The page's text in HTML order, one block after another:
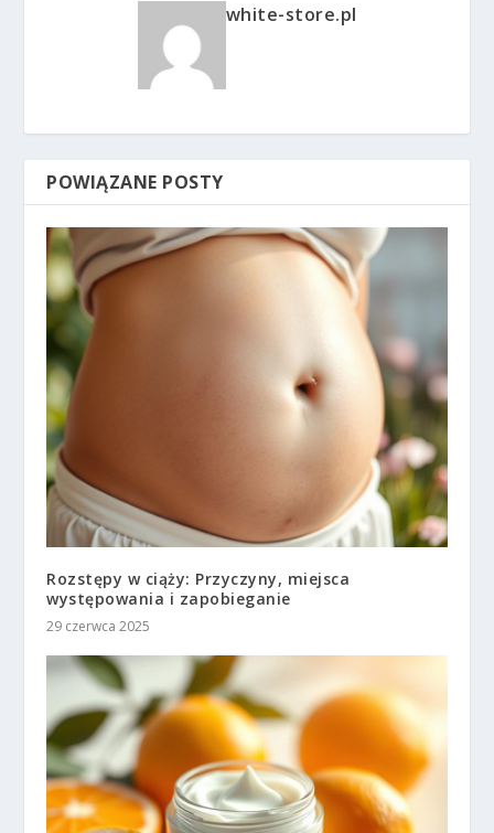
white-store.pl
POWIĄZANE POSTY
Rozstępy w ciąży: Przyczyny, miejsca
występowania i zapobieganie
29 czerwca 2025